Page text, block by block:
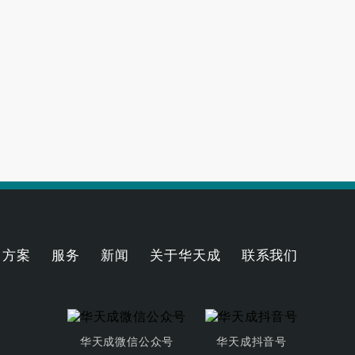
方案 服务 新闻 关于华天成 联系我们
华天成抖音号
华天成微信公众号